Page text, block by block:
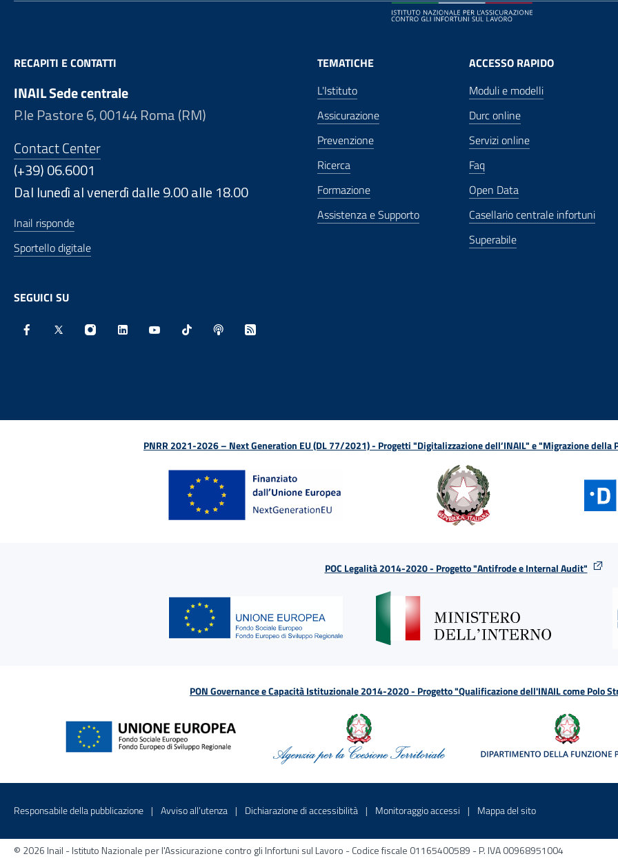
RECAPITI E CONTATTI
INAIL Sede centrale
P.le Pastore 6, 00144 Roma (RM)
Contact Center
(+39) 06.6001
Dal lunedì al venerdì dalle 9.00 alle 18.00
Inail risponde
Sportello digitale
SEGUICI SU
TEMATICHE
L'Istituto
Assicurazione
Prevenzione
Ricerca
Formazione
Assistenza e Supporto
ACCESSO RAPIDO
Moduli e modelli
Durc online
Servizi online
Faq
Open Data
Casellario centrale infortuni
Superabile
PNRR 2021-2026 – Next Generation EU (DL 77/2021) - Progetti "Digitalizzazione dell’INAIL" e "Migrazione della
POC Legalità 2014-2020 - Progetto "Antifrode e Internal Audit"
PON Governance e Capacità Istituzionale 2014-2020 - Progetto "Qualificazione dell'INAIL come Polo
Menu di servizio
Responsabile della pubblicazione Sito interno - Apre in una nuova finestra
Avviso all’utenza Sito interno - Apre in una nuova finestra
Dichiarazione di accessibilità Sito interno - Apre in una nuova finestra
Monitoraggio accessi Sito interno - Apre in una nuova
Mappa del sitoSito interno - Apre
© 2026 Inail - Istituto Nazionale per l'Assicurazione contro gli Infortuni sul Lavoro - Codice fiscale 01165400589 - P. IVA 00968951004